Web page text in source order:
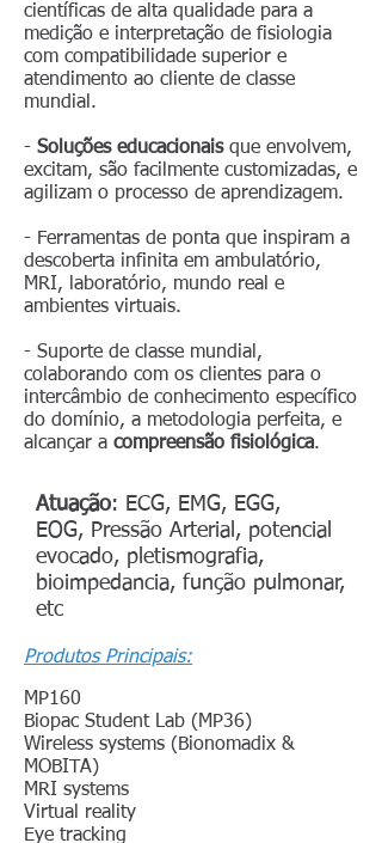
científicas de alta qualidade para a
medição e interpretação de fisiologia
com compatibilidade superior e
atendimento ao cliente de classe
mundial.
- Soluções educacionaisque envolvem,
excitam, são facilmente customizadas, e
agilizam o processo de aprendizagem.
- Ferramentas de ponta que inspiram a
descoberta infinita em ambulatório,
MRI, laboratório, mundo real e
ambientes virtuais.
- Suporte de classe mundial,
colaborando com os clientes para o
intercâmbio de conhecimento específico
do domínio, a metodologia perfeita, e
alcançar a compreensão fisiológica.
Atuação: ECG, EMG, EGG,
EOG, Pressão Arterial, potencial
evocado, pletismografia,
bioimpedancia, função pulmonar,
etc
Produtos Principais:
MP160
Biopac Student Lab (MP36)
Wireless systems (Bionomadix &
MOBITA)
MRI systems
Virtual reality
Eye tracking